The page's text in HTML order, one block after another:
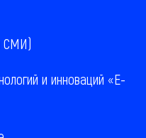
СМИ)
и инноваций «Е-